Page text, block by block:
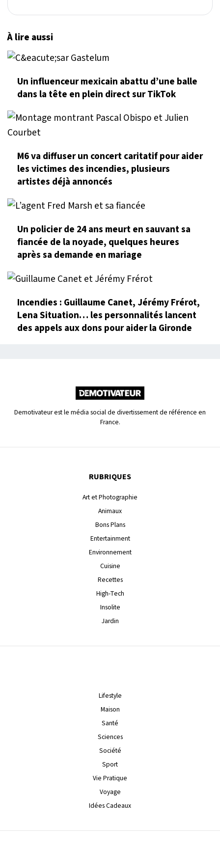
À lire aussi
Un influenceur mexicain abattu d’une balle
dans la tête en plein direct sur TikTok
M6 va diffuser un concert caritatif pour aider
les victimes des incendies, plusieurs
artistes déjà annoncés
Un policier de 24 ans meurt en sauvant sa
fiancée de la noyade, quelques heures
après sa demande en mariage
Incendies : Guillaume Canet, Jérémy Frérot,
Lena Situation… les personnalités lancent
des appels aux dons pour aider la Gironde
Demotivateur est le média social de divertissement de référence en
France.
RUBRIQUES
Art et Photographie
Animaux
Bons Plans
Entertainment
Environnement
Cuisine
Recettes
High-Tech
Insolite
Jardin
Lifestyle
Maison
Santé
Sciences
Société
Sport
Vie Pratique
Voyage
Idées Cadeaux